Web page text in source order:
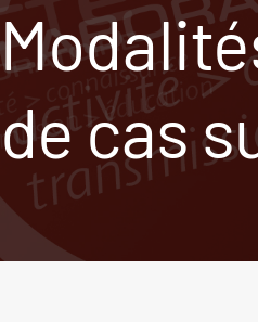
de cas